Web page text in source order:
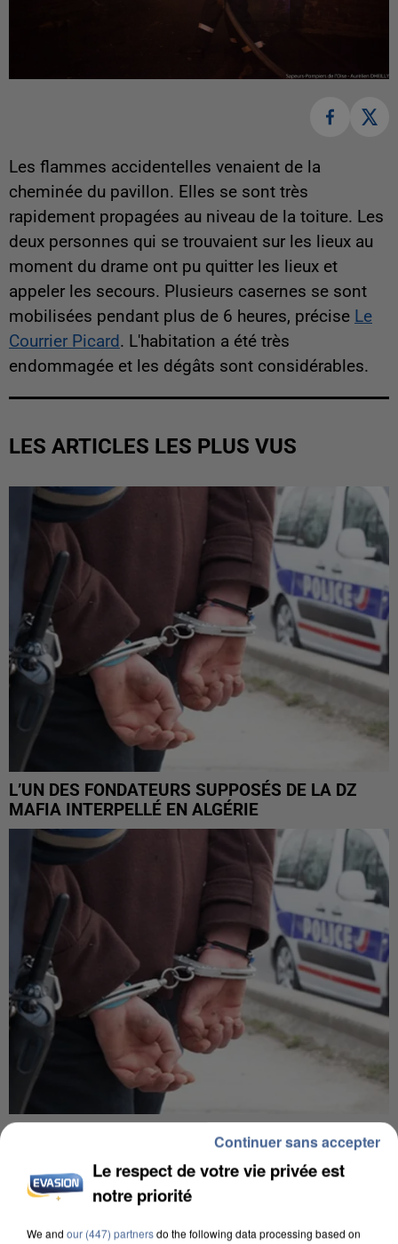
Les flammes accidentelles venaient de la
cheminée du pavillon. Elles se sont très
rapidement propagées au niveau de la toiture. Les
deux personnes qui se trouvaient sur les lieux au
moment du drame ont pu quitter les lieux et
appeler les secours. Plusieurs casernes se sont
mobilisées pendant plus de 6 heures, précise Le
Courrier Picard. L'habitation a été très
endommagée et les dégâts sont considérables.
LES ARTICLES LES PLUS VUS
L’UN DES FONDATEURS SUPPOSÉS DE LA DZ
MAFIA INTERPELLÉ EN ALGÉRIE
UN SECOND CADRE DE LA DZ MAFIA
Le respect de votre vie privée est
notre priorité
We and our (447) partnersdo the following data processing based on
Continuer sans accepter